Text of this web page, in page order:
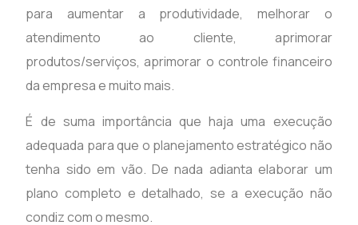
para aumentar a produtividade, melhorar o
atendimento ao cliente, aprimorar
produtos/serviços, aprimorar o controle financeiro
da empresa e muito mais.
É de suma importância que haja uma execução
adequada para que o planejamento estratégico não
tenha sido em vão. De nada adianta elaborar um
plano completo e detalhado, se a execução não
condiz com o mesmo.